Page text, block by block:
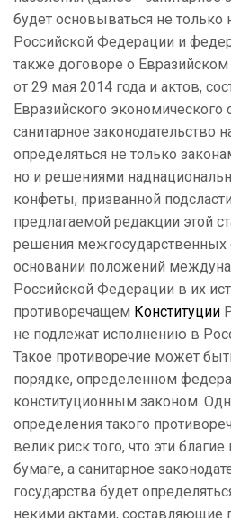
будет основываться не только
Российской Федерации и
также договоре о
от 29 мая 2014 года и актов,
Евразийского
санитарное законодательство
определяться не только
но и решениями
конфеты, призванной
предлагаемой редакции этой
решения межгосударственных
основании положений
Российской Федерации в их
противоречащем Конституции
не подлежат исполнению в
Такое противоречие может
порядке, определенном
конституционным законом.
определения такого
велик риск того, что эти
бумаге, а санитарное
государства будет
некими актами, составляющие